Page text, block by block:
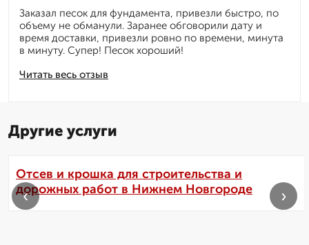
Читать весь отзыв
Заказал песок для фундамента, привезли быстро, по
объему не обманули. Заранее обговорили дату и
время доставки, привезли ровно по времени, минута
в минуту. Супер! Песок хороший!
Другие услуги
Отсев и крошка для строительства и
дорожных работ в Нижнем Новгороде
‹ ›